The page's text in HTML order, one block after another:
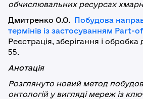
обчислювальних ресурсах
Дмитренко О.О. Побудова
термінів із застосуванням Part-
Реєстрація, зберігання і
55.
Анотація
Розглянуто новий метод
онтологій у вигляді мереж із